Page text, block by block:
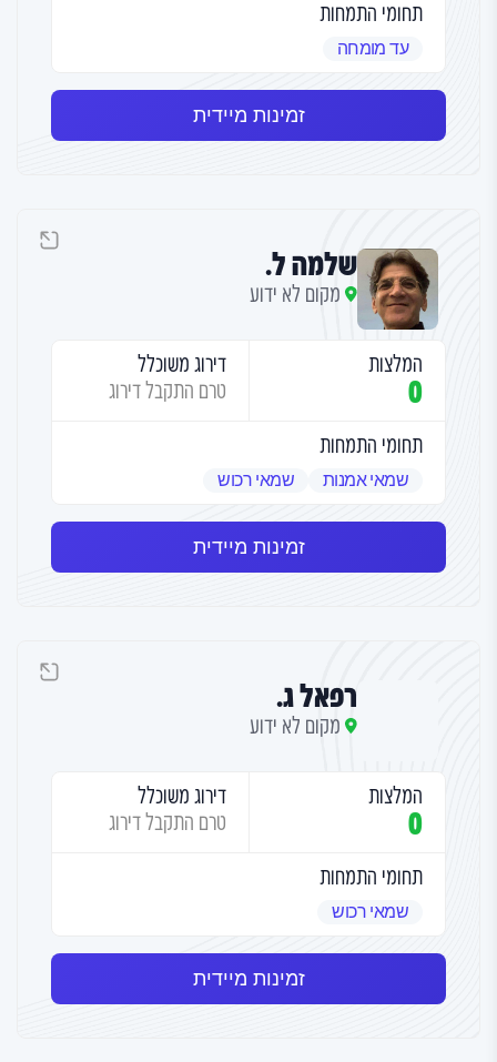
תחומי התמחות
עד מומחה
זמינות מיידית
שלמה ל.
מקום לא ידוע
המלצות
0
דירוג משוכלל
טרם התקבל דירוג
תחומי התמחות
שמאי אמנות שמאי רכוש
זמינות מיידית
רפאל ג.
מקום לא ידוע
המלצות
0
דירוג משוכלל
טרם התקבל דירוג
תחומי התמחות
שמאי רכוש
זמינות מיידית